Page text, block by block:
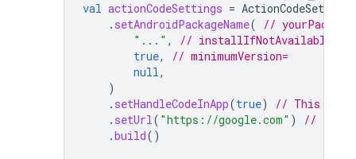
val actionCodeSettings = ActionCodeSettings
. setAndroidPackageName(
//
"..." ,
// installIfNotAvailable=
true,
// minimumVersion=
null,
)
. setHandleCodeInApp(true)
// This
. setUrl( "https://google.com" )
// This
.build()